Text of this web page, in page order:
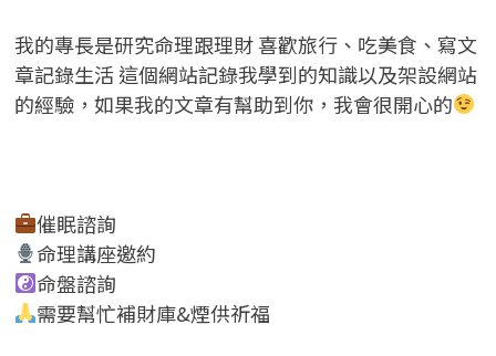
我的專長是研究命理跟理財 喜歡旅行、吃美食、寫文
章記錄生活 這個網站記錄我學到的知識以及架設網站
的經驗，如果我的文章有幫助到你，我會很開心的
催眠諮詢
命理講座邀約
命盤諮詢
需要幫忙補財庫&煙供祈福